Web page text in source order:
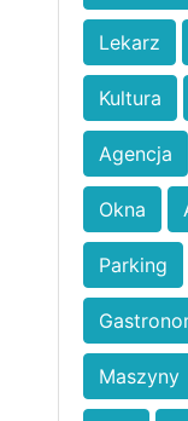
Lekarz
Kultura
Agencja
Okna
Parking
Maszyny